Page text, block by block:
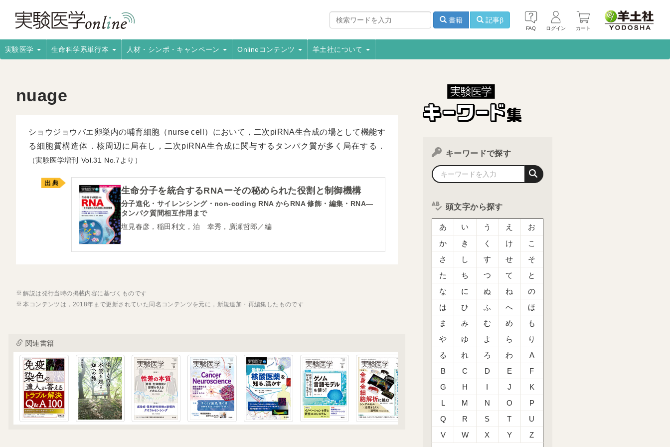
FAQ ログイン カート
書籍 記事β
実験医学 生命科学系単行本 人材・シンポ・キャンペーン Onlineコンテンツ 羊土社について
nuage
ショウジョウバエ卵巣内の哺育細胞（nurse cell）において，二次piRNA生合成の場として機能す
る細胞質構造体．核周辺に局在し，二次piRNA生合成に関与するタンパク質が多く局在する．
（実験医学増刊 31 7より）
生命分子を統合するRNAーその秘められた役割と制御機構
分子進化・サイレンシング・non-coding RNA からRNA 修飾・編集・RNA―
タンパク質間相互作用まで
塩見春彦，稲田利文，泊 幸秀，廣瀬哲郎／編
解説は発行当時の掲載内容に基づくものです
本コンテンツは，2018年まで更新されていた同名コンテンツを元に，新規追加・再編集したものです
関連書籍
キーワードで探す
頭文字から探す
あ い う え
お
か
き く け
こ
さ
し す せ
そ
た
ち つ て
と
な
に ぬ ね
の
は
ひ ふ へ
ほ
ま
み む め
も
や
ゆ よ ら
り
る
れ ろ わ
A
B
C D E
F
G
H I J
K
L
M N O
P
Q
R S T
U
V
W X Y
Z